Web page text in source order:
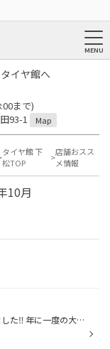
イヤ館へ
まで)
93-1
Map
タイヤ館 下
松TOP
店舗おスス
メ情報
10月
あと2日後に迫って来ました‼︎ 年に一度の大売り出し‼︎ 【大感謝祭】 タイヤ オイル 等各種メンテナンス商品… お買い得商品盛りだくさん‼︎ また3日間限定イベントも‼︎ 皆さまのご来店お待ちしております。 【大感謝祭】は2日10:00スタートです‼︎